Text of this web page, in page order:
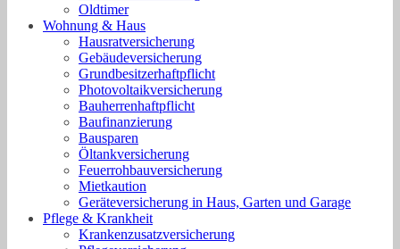
Oldtimer
Wohnung & Haus
Hausratversicherung
Gebäudeversicherung
Grundbesitzerhaftpflicht
Photovoltaikversicherung
Bauherrenhaftpflicht
Baufinanzierung
Bausparen
Öltankversicherung
Feuerrohbauversicherung
Mietkaution
Geräteversicherung in Haus, Garten und Garage
Pflege & Krankheit
Krankenzusatzversicherung